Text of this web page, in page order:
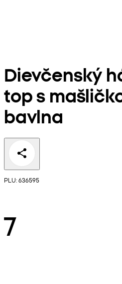
Dievčenský
top s
bavlna
PLU: 636595
7